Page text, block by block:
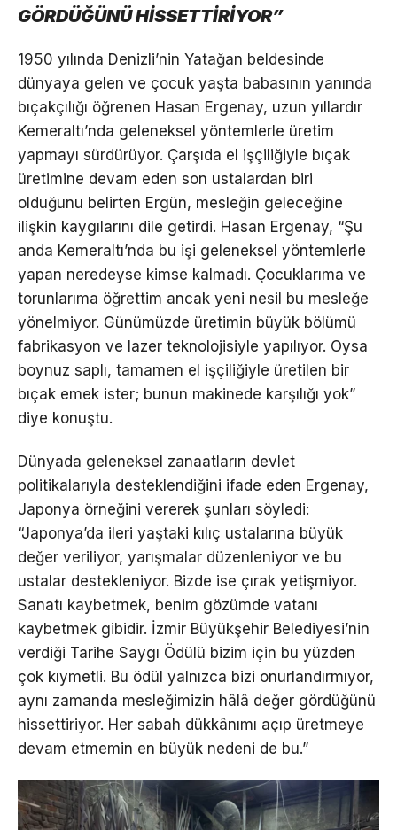
GÖRDÜĞÜNÜ HİSSETTİRİYOR”
1950 yılında Denizli’nin Yatağan beldesinde
dünyaya gelen ve çocuk yaşta babasının yanında
bıçakçılığı öğrenen Hasan Ergenay, uzun yıllardır
Kemeraltı’nda geleneksel yöntemlerle üretim
yapmayı sürdürüyor. Çarşıda el işçiliğiyle bıçak
üretimine devam eden son ustalardan biri
olduğunu belirten Ergün, mesleğin geleceğine
ilişkin kaygılarını dile getirdi. Hasan Ergenay, “Şu
anda Kemeraltı’nda bu işi geleneksel yöntemlerle
yapan neredeyse kimse kalmadı. Çocuklarıma ve
torunlarıma öğrettim ancak yeni nesil bu mesleğe
yönelmiyor. Günümüzde üretimin büyük bölümü
fabrikasyon ve lazer teknolojisiyle yapılıyor. Oysa
boynuz saplı, tamamen el işçiliğiyle üretilen bir
bıçak emek ister; bunun makinede karşılığı yok”
diye konuştu.
Dünyada geleneksel zanaatların devlet
politikalarıyla desteklendiğini ifade eden Ergenay,
Japonya örneğini vererek şunları söyledi:
“Japonya’da ileri yaştaki kılıç ustalarına büyük
değer veriliyor, yarışmalar düzenleniyor ve bu
ustalar destekleniyor. Bizde ise çırak yetişmiyor.
Sanatı kaybetmek, benim gözümde vatanı
kaybetmek gibidir. İzmir Büyükşehir Belediyesi’nin
verdiği Tarihe Saygı Ödülü bizim için bu yüzden
çok kıymetli. Bu ödül yalnızca bizi onurlandırmıyor,
aynı zamanda mesleğimizin hâlâ değer gördüğünü
hissettiriyor. Her sabah dükkânımı açıp üretmeye
devam etmemin en büyük nedeni de bu.”